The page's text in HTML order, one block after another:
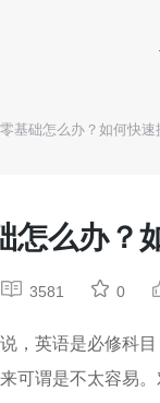
基础怎么办？如何快速
怎么办？
3581 0
，英语是必修科
可谓是不太容易